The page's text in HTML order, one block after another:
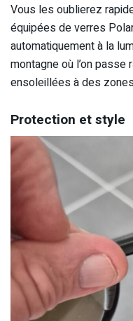
Vous les oublierez
équipées de verres
automatiquement à la
montagne où l’on
ensoleillées à des zones
Protection et style